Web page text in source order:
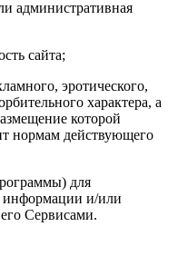
административная
сайта;
эротического,
характера, а
которой
нормам действующего
для
информации и/или
Сервисами.